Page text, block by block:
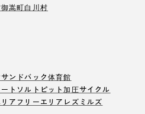
御嵩町白川村
サンドバック体育館
ト ソルトピット加圧サイクル
ア フリーエリア レズミルズ